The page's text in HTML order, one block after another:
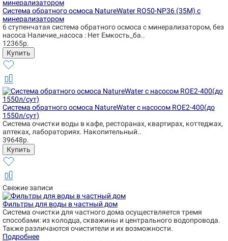
Система обратного осмоса NatureWater RO50-NP36 (35М) с
минерализатором
6 ступенчатая система обратного осмоса с минерализатором, без
насоса Наличие_насоса : Нет Емкость_ба..
12365р.
Система обратного осмоса NatureWater с насосом ROE2-400(до
1550л/сут)
Система очистки воды в кафе, ресторанах, квартирах, коттеджах,
аптеках, лабораториях. Накопительный..
39648р.
Свежие записи
Фильтры для воды в частный дом
Система очистки для частного дома осуществляется тремя
способами: из колодца, скважины и центрального водопровода.
Также различаются очистители и их возможности.
Подробнее